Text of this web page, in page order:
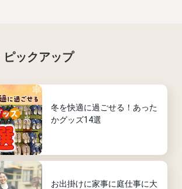
ピックアップ
冬を快適に過ごせる！あった
かグッズ14選
お出掛けに家事に庭仕事に大